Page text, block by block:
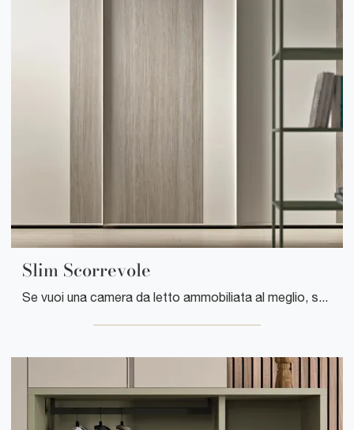
Slim Scorrevole
Se vuoi una camera da letto ammobiliata al meglio, scegli l'armadio Slim Scorrevole con ante scorrevoli di Clever!